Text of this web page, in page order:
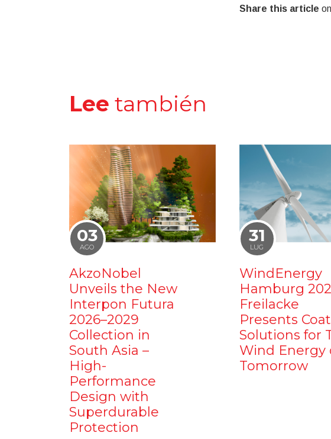
Share this article
Lee también
03
AGO
AkzoNobel
Unveils the New
Interpon Futura
2026–2029
Collection in
South Asia –
High-
Performance
Design with
Superdurable
Protection
31
LUG
WindEnergy
Hamburg
Freilacke
Presents
Solutions for
Wind Energy
Tomorrow